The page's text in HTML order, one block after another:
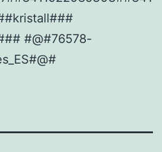
#@#76578-